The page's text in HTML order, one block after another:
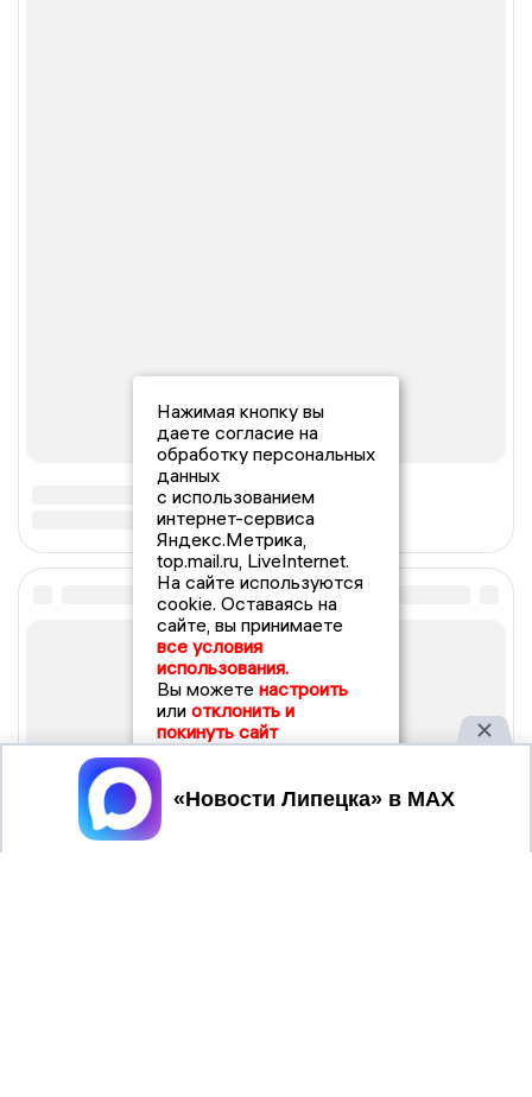
Нажимая кнопку вы
даете согласие на
обработку персональных
данных
с использованием
интернет-сервиса
Яндекс.Метрика,
top.mail.ru, LiveInternet.
На сайте используются
cookie. Оставаясь на
сайте, вы принимаете
все условия
использования.
Вы можете настроить
или отклонить и
покинуть сайт
Принять